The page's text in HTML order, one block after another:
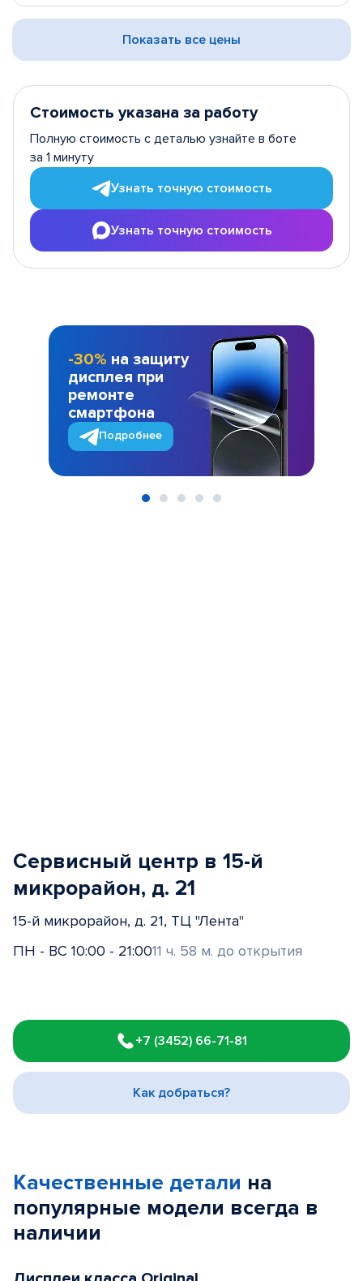
Показать все цены
Стоимость указана за работу
Полную стоимость с деталью узнайте в боте
за 1 минуту
Узнать точную стоимость
Узнать точную стоимость
-30% на защиту
дисплея при
ремонте
смартфона
Подробнее
Сервисный центр в 15-й
микрорайон, д. 21
15-й микрорайон, д. 21, ТЦ "Лента"
ПН - ВС 10:00 - 21:0011 ч. 58 м. до открытия
1
of
3
+7 (3452) 66-71-81
Как добраться?
Качественные детали на
популярные модели всегда в
наличии